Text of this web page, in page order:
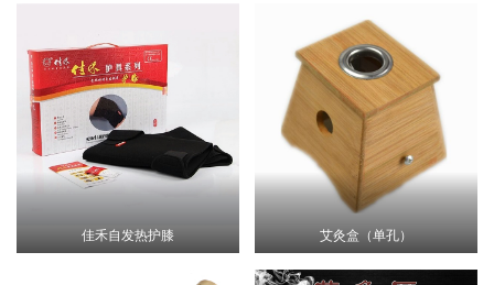
佳禾自发热护膝 艾灸盒（单孔）